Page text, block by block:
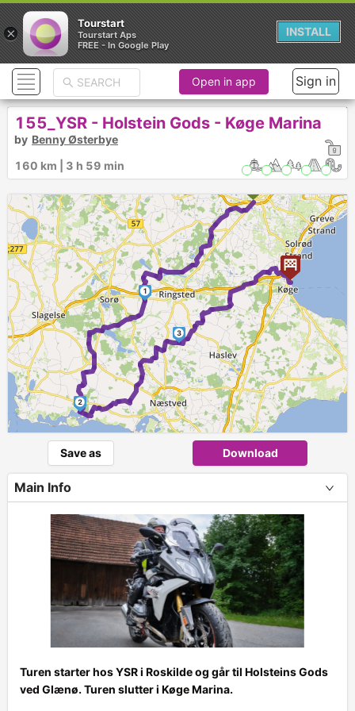
1
2
3
Open in app Sign in
155_YSR - Holstein Gods - Køge Marina
by Benny Østerbye
160 km | 3 h 59 min
Save as Download
Main Info
Turen starter hos YSR i Roskilde og går til Holsteins Gods
ved Glænø. Turen slutter i Køge Marina.
×
Tourstart
Tourstart Aps
FREE - In Google Play
INSTALL